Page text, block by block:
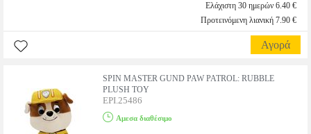
Ελάχιστη 30 ημερών 6.40 €
Προτεινόμενη λιανική 7.90 €
Αγορά
SPIN MASTER GUND PAW PATROL: RUBBLE
PLUSH TOY
EPI.25486
Αμεσα διαθέσιμο